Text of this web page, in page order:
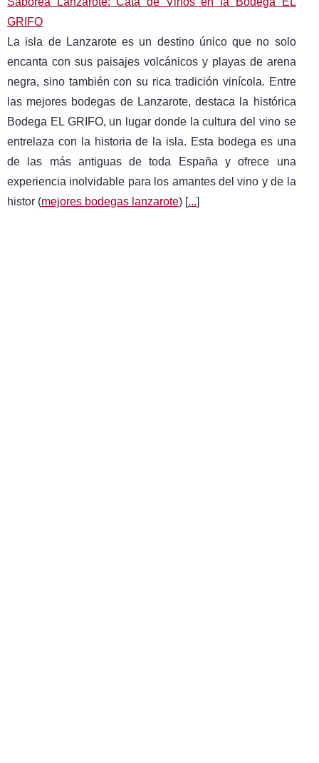
GRIFO
La isla de Lanzarote es un destino único que no solo
encanta con sus paisajes volcánicos y playas de arena
negra, sino también con su rica tradición vinícola. Entre
las mejores bodegas de Lanzarote, destaca la histórica
Bodega EL GRIFO, un lugar donde la cultura del vino se
entrelaza con la historia de la isla. Esta bodega es una
de las más antiguas de toda España y ofrece una
experiencia inolvidable para los amantes del vino y de la
histor (mejores bodegas lanzarote) [...]